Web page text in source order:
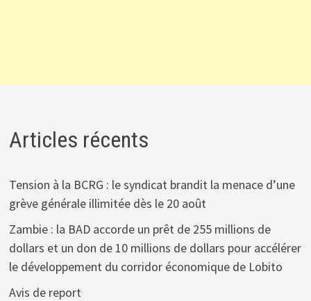
Articles récents
Tension à la BCRG : le syndicat brandit la menace d’une
grève générale illimitée dès le 20 août
Zambie : la BAD accorde un prêt de 255 millions de
dollars et un don de 10 millions de dollars pour accélérer
le développement du corridor économique de Lobito
Avis de report